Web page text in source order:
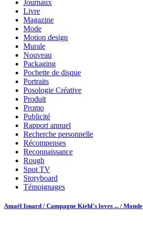
Journaux
Livre
Magazine
Mode
Motion design
Murale
Nouveau
Packaging
Pochette de disque
Portraits
Posologie Créative
Produit
Promo
Publicité
Rapport annuel
Recherche personnelle
Récompenses
Reconnaissance
Rough
Spot TV
Storyboard
Témoignages
Amaël Isnard / Campagne Kiehl's loves ... / Monde